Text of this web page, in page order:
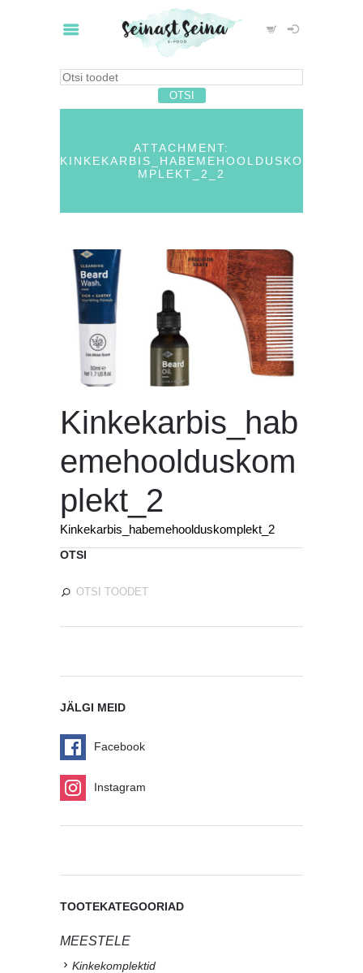
ATTACHMENT:
KINKEKARBIS_HABEMEHOOLDUSKO
MPLEKT_2_2
Kinkekarbis_hab
emehoolduskom
plekt_2
Kinkekarbis_habemehoolduskomplekt_2
OTSI
JÄLGI MEID
Facebook
Instagram
TOOTEKATEGOORIAD
MEESTELE
Kinkekomplektid